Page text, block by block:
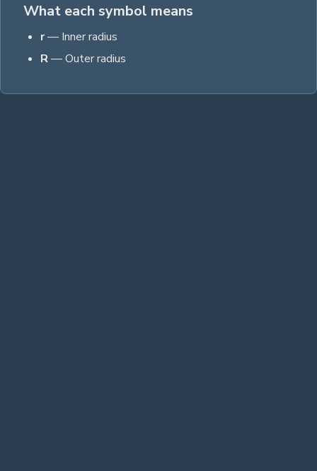
What each symbol means
r— Inner radius
R—Outer radius